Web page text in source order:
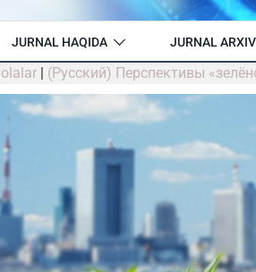
JURNAL HAQIDA JURNAL
| (Русский) Перспективы